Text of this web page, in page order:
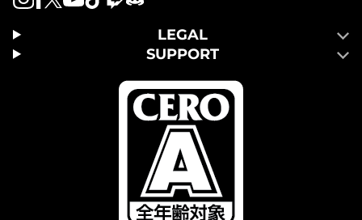
LEGAL
SUPPORT